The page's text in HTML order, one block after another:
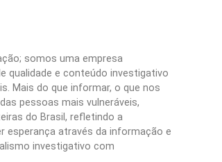
somos uma empresa
qualidade e conteúdo investigativo
Mais do que informar, o que nos
pessoas mais vulneráveis,
do Brasil, refletindo a
esperança através da informação e
investigativo com